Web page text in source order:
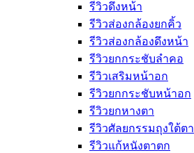
รีวิวดึงหน้า
รีวิวส่องกล้องยกคิ้ว
รีวิวส่องกล้องดึงหน้า
รีวิวยกกระชับลำคอ
รีวิวเสริมหน้าอก
รีวิวยกกระชับหน้าอก
รีวิวยกหางตา
รีวิวศัลยกรรมถุงใต้ตา
รีวิวแก้หนังตาตก